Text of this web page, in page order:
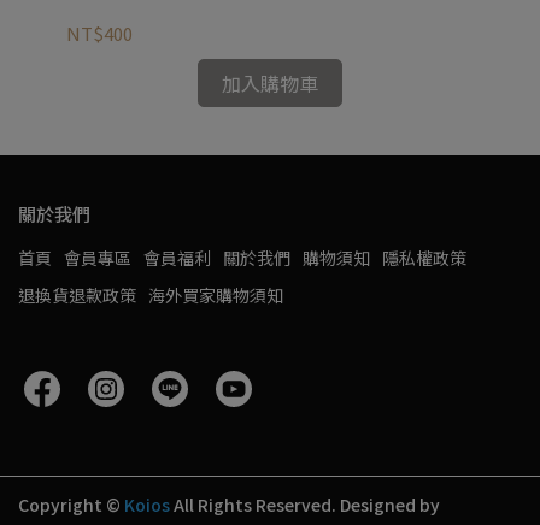
NT$400
加入購物車
關於我們
首頁 會員專區 會員福利 關於我們 購物須知 隱私權政策
退換貨退款政策 海外買家購物須知
Copyright © KoiosAll Rights Reserved. Designed by